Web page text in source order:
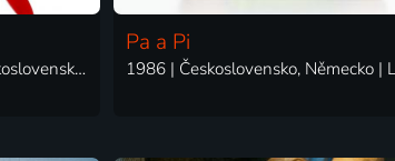
1975-1983 | Německo, Československo | Animovaný, Rodinný, Loutkový, Pohádka
Pa a Pi